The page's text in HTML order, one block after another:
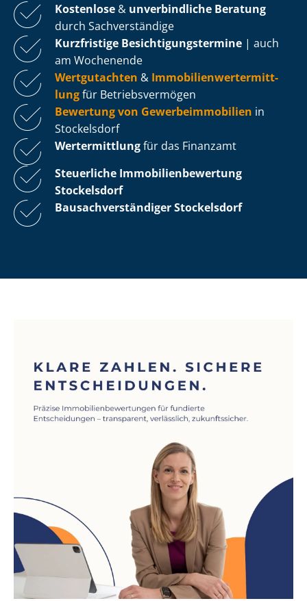
Kostenlose & unverbindliche Beratung
durch Sachverständige
Kurzfristige Be­sich­ti­gungs­ter­mi­ne | auch
am Wochenende
Wertgutachten & Im­mo­bi­li­en­wert­ermitt­
lungfür Be­triebs­ver­mö­gen
Bewertung von Ge­wer­be­im­mo­bi­li­en in
Stockelsdorf
Wertermittlungfür das Finanzamt
Steuerliche Im­mo­bi­li­en­be­wer­tung
Stockelsdorf
Bau­sach­ver­stän­di­ger Stockelsdorf